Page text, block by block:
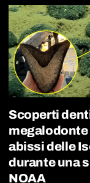
Scoperti
megalodonte
abissi delle
durante una
NOAA